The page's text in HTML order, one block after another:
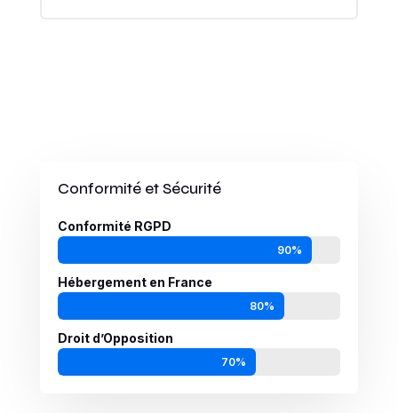
Conformité et Sécurité
Conformité RGPD
90%
90%
Hébergement en France
80%
80%
Droit d’Opposition
70%
70%